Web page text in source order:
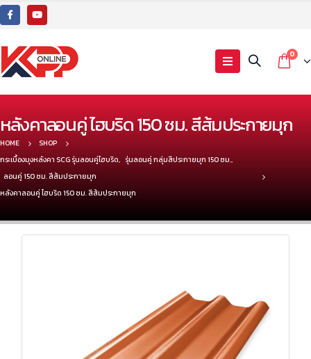
0
หลังคาลอนคู่ ไฮบริด 150 ซม. สีส้มประกายมุก
HOME
SHOP
กระเบื้องมุงหลังคา SCG รุ่นลอนคู่ไฮบริด, รุ่นลอนคู่ กลุ่มสีประกายมุก 150 ซม.,
ลอนคู่ 150 ซม. สีส้มประกายมุก
หลังคาลอนคู่ ไฮบริด 150 ซม. สีส้มประกายมุก